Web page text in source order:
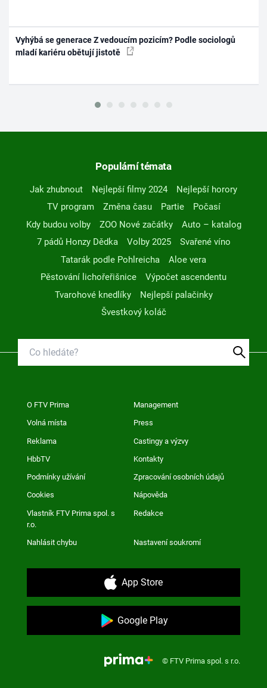
Vyhýbá se generace Z vedoucím pozicím? Podle sociologů
mladí kariéru obětují jistotě
Populární témata
Jak zhubnout Nejlepší filmy 2024
Nejlepší horory
TV program
Změna času Partie
Počasí
Kdy budou volby
ZOO Nové začátky
Auto – katalog
7 pádů Honzy Dědka
Volby 2025
Svařené víno
Tatarák podle Pohlreicha
Aloe vera
Pěstování lichořeřišnice
Výpočet ascendentu
Tvarohové knedlíky
Nejlepší palačinky
Švestkový koláč
O FTV Prima Management
Volná místa Press
Reklama Castingy a výzvy
HbbTV Kontakty
Podmínky užívání Zpracování osobních údajů
Cookies Nápověda
Vlastník FTV Prima spol. s
r.o.
Redakce
Nahlásit chybu Nastavení soukromí
App Store
Google Play
© FTV Prima spol. s r.o.